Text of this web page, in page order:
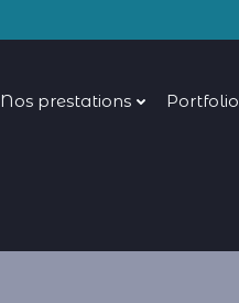
Nos prestations Portfolio